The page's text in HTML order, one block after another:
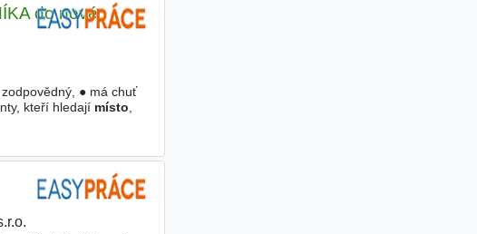
do nové
● má chuť
kteří hledají místo